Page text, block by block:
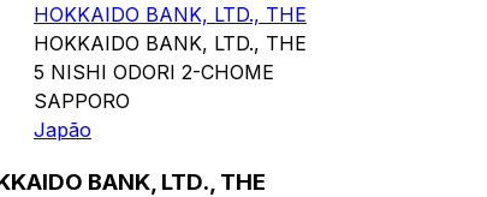
HOKKAIDO BANK, LTD., THE
HOKKAIDO BANK, LTD., THE
5 NISHI ODORI 2-CHOME
SAPPORO
Japão
BANK, LTD., THE